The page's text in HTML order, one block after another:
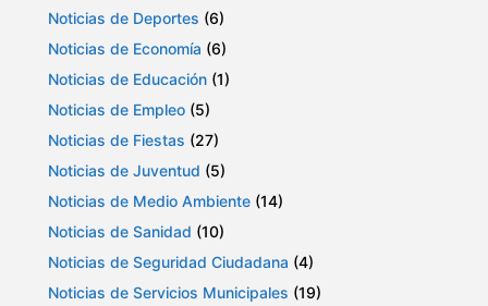
Noticias de Deportes (6)
Noticias de Economía (6)
Noticias de Educación (1)
Noticias de Empleo (5)
Noticias de Fiestas (27)
Noticias de Juventud (5)
Noticias de Medio Ambiente (14)
Noticias de Sanidad (10)
Noticias de Seguridad Ciudadana (4)
Noticias de Servicios Municipales (19)